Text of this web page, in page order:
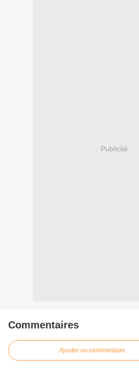
Publicité
Commentaires
Ajouter un commentaire